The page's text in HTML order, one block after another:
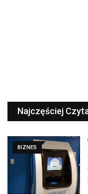
Najczęściej
BIZNES